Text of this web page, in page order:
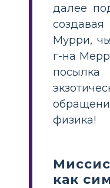
далее
Мурри,
г-на
физика!
как